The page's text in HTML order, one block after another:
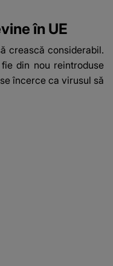
în UE
crească considerabil.
din nou reintroduse
încerce ca virusul să